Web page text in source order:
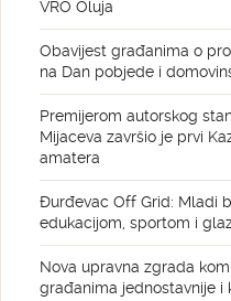
VRO Oluja
Obavijest građanima o
na Dan pobjede i
Premijerom autorskog
Mijaceva završio je prvi
amatera
Đurđevac Off Grid: Mladi
edukacijom, sportom i
Nova upravna zgrada
građanima jednostavnije i